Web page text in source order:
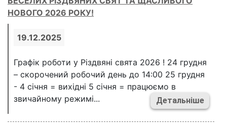
НОВОГО 2026 РОКУ!
19.12.2025
Графік роботи у Різдвяні свята 2026 ! 24 грудня
– скорочений робочий день до 14:00 25 грудня
- 4 січня = вихідні 5 січня = працюємо в
звичайному режимі...
Детальніше